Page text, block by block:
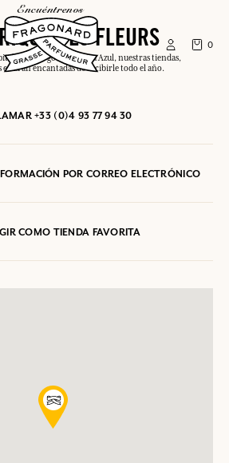
0
encuéntrenos
DES FLEURS
o a lo largo de la Costa Azul, nuestras tiendas,
estarán encantadas de recibirle todo el año.
+33 (0)4 93 77 94 30
POR CORREO ELECTRÓNICO
COMO TIENDA FAVORITA